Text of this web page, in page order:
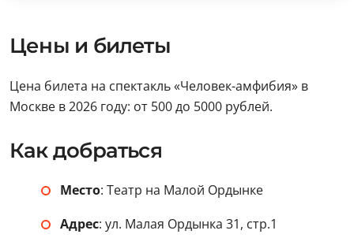
Цены и билеты
Цена билета на спектакль «Человек-амфибия» в
Москве в 2026 году: от 500 до 5000 рублей.
Как добраться
Место: Театр на Малой Ордынке
Адрес: ул. Малая Ордынка 31, стр.1